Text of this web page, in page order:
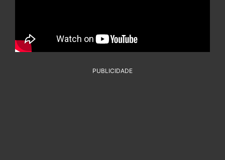
PUBLICIDADE